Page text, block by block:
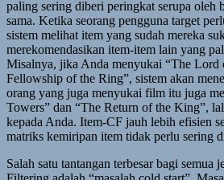
paling sering diberi peringkat serupa oleh
sama. Ketika seorang pengguna target
sistem melihat item yang sudah mereka
merekomendasikan item-item lain yang
Misalnya, jika Anda menyukai “The Lord
Fellowship of the Ring”, sistem akan
orang yang juga menyukai film itu juga
Towers” dan “The Return of the King”,
kepada Anda. Item-CF jauh lebih efisien
matriks kemiripan item tidak perlu sering
Salah satu tantangan terbesar bagi semua